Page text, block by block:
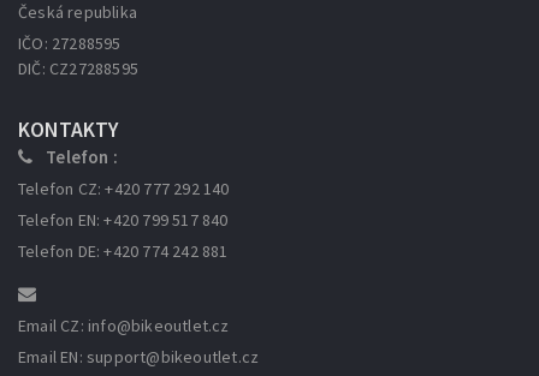
Česká republika
IČO: 27288595
DIČ: CZ27288595
KONTAKTY
Telefon :
Telefon CZ: +420 777 292 140
Telefon EN: +420 799 517 840
Telefon DE: +420 774 242 881
Email CZ: info@bikeoutlet.cz
Email EN: support@bikeoutlet.cz